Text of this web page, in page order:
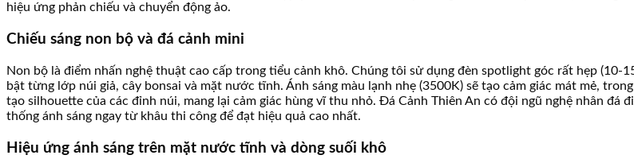
hiệu ứng phản chiếu và chuyển động ảo.
Chiếu sáng non bộ và đá cảnh mini
Non bộ là điểm nhấn nghệ thuật cao cấp trong tiểu cảnh khô. Chúng tôi sử dụng đèn spotlight góc rất hẹp
bật từng lớp núi giả, cây bonsai và mặt nước tĩnh. Ánh sáng màu lạnh nhẹ (3500K) sẽ tạo cảm giác mát mẻ,
tạo silhouette của các đỉnh núi, mang lại cảm giác hùng vĩ thu nhỏ. Đá Cảnh Thiên An có đội ngũ nghệ nhân đá
thống ánh sáng ngay từ khâu thi công để đạt hiệu quả cao nhất.
Hiệu ứng ánh sáng trên mặt nước tĩnh và dòng suối khô